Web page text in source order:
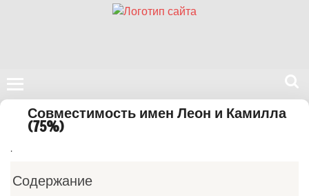
Поиск
сайте
Совместимость имен Леон и Камилла
(75%)
.
Содержание